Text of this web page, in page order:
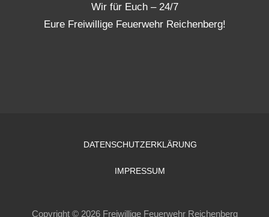
Wir für Euch – 24/7
Eure Freiwillige Feuerwehr Reichenberg!
DATENSCHUTZERKLÄRUNG
IMPRESSUM
Copyright © 2026 Freiwillige Feuerwehr Reichenberg